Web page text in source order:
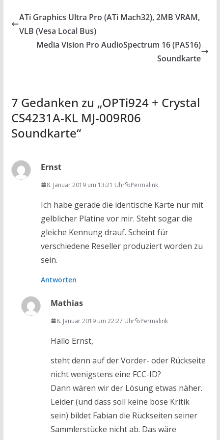
ATi Graphics Ultra Pro (ATi Mach32), 2MB VRAM,
VLB (Vesa Local Bus)
Media Vision Pro AudioSpectrum 16 (PAS16)
Soundkarte
7 Gedanken zu „OPTi924 + Crystal
CS4231A-KL MJ-009R06
Soundkarte“
Ernst
8. Januar 2019 um 13:21 Uhr Permalink
Ich habe gerade die identische Karte nur mit
gelblicher Platine vor mir. Steht sogar die
gleiche Kennung drauf. Scheint für
verschiedene Reseller produziert worden zu
sein.
Antworten
Mathias
8. Januar 2019 um 22:27 Uhr Permalink
Hallo Ernst,
steht denn auf der Vorder- oder Rückseite
nicht wenigstens eine FCC-ID?
Dann wären wir der Lösung etwas näher.
Leider (und dass soll keine böse Kritik
sein) bildet Fabian die Rückseiten seiner
Sammlerstücke nicht ab. Das wäre